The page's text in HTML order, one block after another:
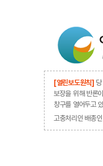
[열린보도원칙]
보장을 위해 반론
창구를 열어두고
고충처리인 배